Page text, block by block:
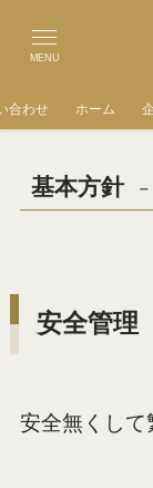
MENU
合わせ ホーム
基本方針
安全管理
安全無くして